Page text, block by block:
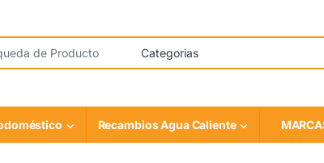
Recambios Agua Caliente